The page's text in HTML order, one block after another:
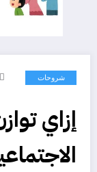
شروحات
إزاي